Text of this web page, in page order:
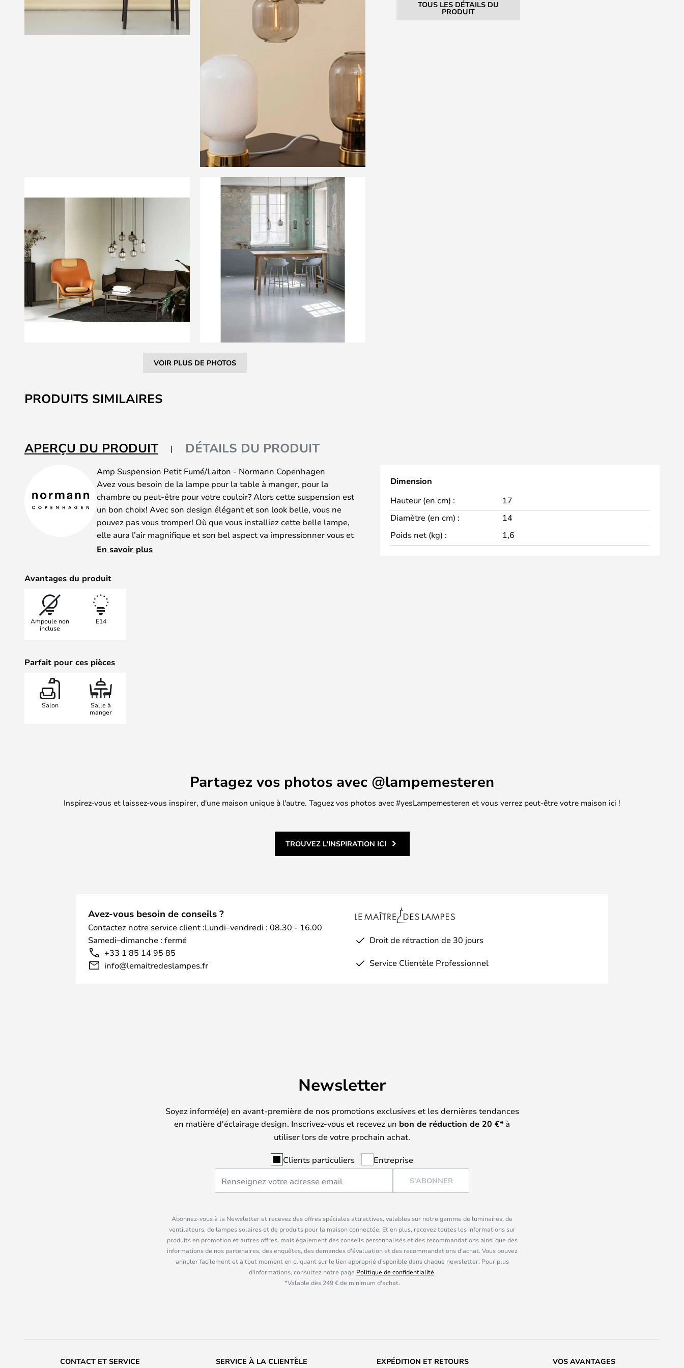
VOIR PLUS DE PHOTOS
to
the
the
images
TOUS LES DÉTAILS DU
PRODUIT
PRODUITS SIMILAIRES
APERÇU DU PRODUIT DÉTAILS DU PRODUIT
Amp Suspension Petit Fumé/Laiton - Normann Copenhagen
Avez vous besoin de la lampe pour la table à manger, pour la
chambre ou peut-être pour votre couloir? Alors cette suspension est
un bon choix! Avec son design élégant et son look belle, vous ne
pouvez pas vous tromper! Où que vous installiez cette belle lampe,
elle aura l’air magnifique et son bel aspect va impressionner vous et
vos invités.
En savoir plus
Avantages du produit
Ampoule non
incluse
E14
Parfait pour ces pièces
Salon
Salle à
manger
Dimension
Hauteur (en cm) :
17
Diamètre (en cm) :
14
Poids net (kg) :
1,6
Partagez vos photos avec @lampemesteren
Inspirez-vous et laissez-vous inspirer, d'une maison unique à l'autre. Taguez vos photos avec #yesLampemesteren et vous verrez peut-être votre maison ici !
TROUVEZ L'INSPIRATION ICI
Avez-vous besoin de conseils ?
Contactez notre service client :Lundi–vendredi : 08.30 - 16.00
Samedi–dimanche : fermé
+33 1 85 14 95 85
info@lemaitredeslampes.fr
Droit de rétraction de 30 jours
Service Clientèle Professionnel
Newsletter
Soyez informé(e) en avant-première de nos promotions exclusives et les dernières tendances
en matière d'éclairage design. Inscrivez-vous et recevez un bon de réduction de 20 €* à
utiliser lors de votre prochain achat.
Clients particuliers Entreprise
S'ABONNER
Abonnez-vous à la Newsletter et recevez des offres spéciales attractives, valables sur notre gamme de luminaires, de
ventilateurs, de lampes solaires et de produits pour la maison connectée. Et en plus, recevez toutes les informations sur
produits en promotion et autres offres, mais également des conseils personnalisés et des recommandations ainsi que des
informations de nos partenaires, des enquêtes, des demandes d'évaluation et des recommandations d'achat. Vous pouvez
annuler facilement et à tout moment en cliquant sur le lien approprié disponible dans chaque newsletter. Pour plus
d'informations, consultez notre page Politique de confidentialité.
*Valable dès 249 € de minimum d'achat.
CONTACT ET SERVICE SERVICE À LA CLIENTÈLE EXPÉDITION ET RETOURS VOS AVANTAGES